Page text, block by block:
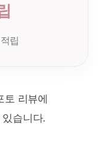
립
토 리뷰에
있습니다.